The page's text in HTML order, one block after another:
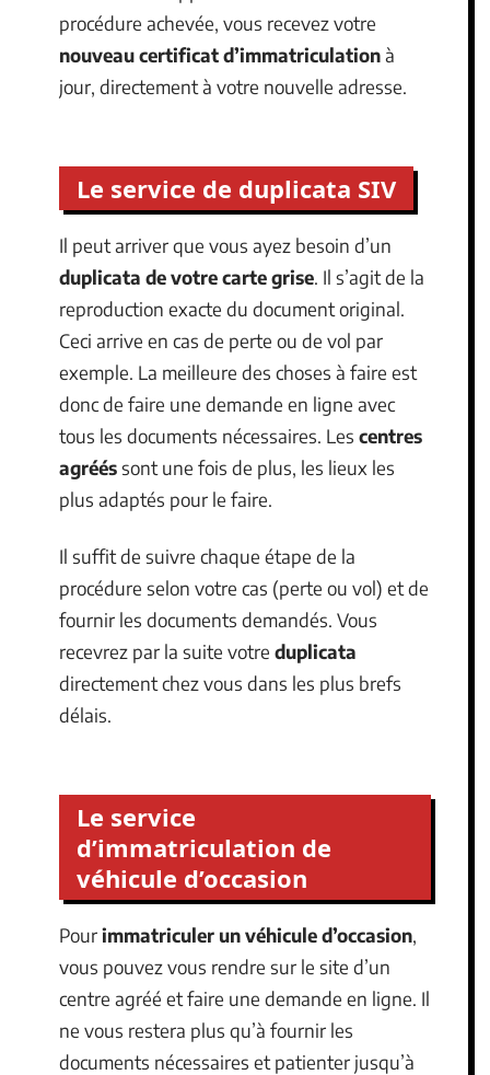
procédure achevée, vous recevez votre
nouveau certificat d’immatriculationà
jour, directement à votre nouvelle adresse.
Le service de duplicata SIV
Il peut arriver que vous ayez besoin d’un
duplicata de votre carte grise. Il s’agit de la
reproduction exacte du document original.
Ceci arrive en cas de perte ou de vol par
exemple. La meilleure des choses à faire est
donc de faire une demande en ligne avec
tous les documents nécessaires. Les centres
agrééssont une fois de plus, les lieux les
plus adaptés pour le faire.
Il suffit de suivre chaque étape de la
procédure selon votre cas (perte ou vol) et de
fournir les documents demandés. Vous
recevrez par la suite votre duplicata
directement chez vous dans les plus brefs
délais.
Le service
d’immatriculation de
véhicule d’occasion
Pourimmatriculer un véhicule d’occasion,
vous pouvez vous rendre sur le site d’un
centre agréé et faire une demande en ligne. Il
ne vous restera plus qu’à fournir les
documents nécessaires et patienter jusqu’à